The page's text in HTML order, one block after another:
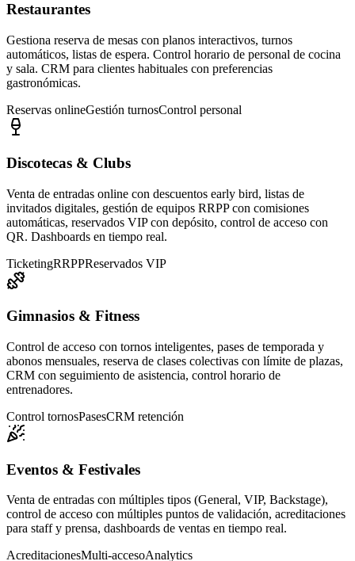
Restaurantes
Gestiona reserva de mesas con planos interactivos, turnos
automáticos, listas de espera. Control horario de personal de cocina
y sala. CRM para clientes habituales con preferencias
gastronómicas.
Reservas onlineGestión turnosControl personal
Discotecas & Clubs
Venta de entradas online con descuentos early bird, listas de
invitados digitales, gestión de equipos RRPP con comisiones
automáticas, reservados VIP con depósito, control de acceso con
QR. Dashboards en tiempo real.
TicketingRRPPReservados VIP
Gimnasios & Fitness
Control de acceso con tornos inteligentes, pases de temporada y
abonos mensuales, reserva de clases colectivas con límite de plazas,
CRM con seguimiento de asistencia, control horario de
entrenadores.
Control tornosPasesCRM retención
Eventos & Festivales
Venta de entradas con múltiples tipos (General, VIP, Backstage),
control de acceso con múltiples puntos de validación, acreditaciones
para staff y prensa, dashboards de ventas en tiempo real.
AcreditacionesMulti-accesoAnalytics